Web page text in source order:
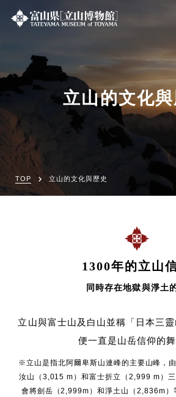
立山的文化
TOP 立山的文化與歷史
1300年的立山
同時存在地獄與淨土
立山與富士山及白山並稱「日本三
便一直是山岳信仰的舞
※立山是指北阿爾卑斯山連峰的主要山峰，
汝山（3,015 m）和富士折立（2,999 m）
會將劍岳（2,999m）和淨土山（2,836m）